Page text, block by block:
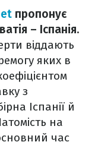
пропонує
– Іспанія.
віддають
яких в
з
Іспанії й
на
час